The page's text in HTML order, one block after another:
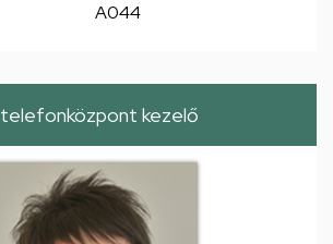
A044
telefonközpont kezelő